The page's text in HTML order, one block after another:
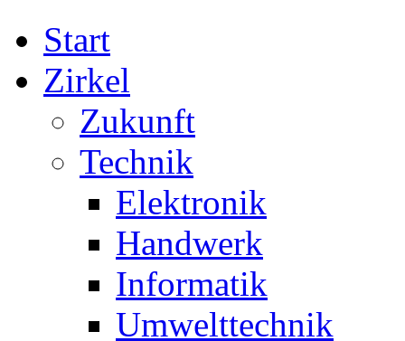
Start
Zirkel
Zukunft
Technik
Elektronik
Handwerk
Informatik
Umwelttechnik